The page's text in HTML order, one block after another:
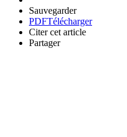
Sauvegarder
PDFTélécharger
Citer cet article
Partager